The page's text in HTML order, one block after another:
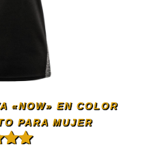
«NOW» EN COLOR
PARA MUJER